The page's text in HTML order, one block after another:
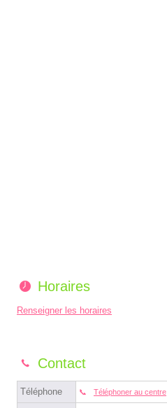
Horaires
Renseigner les horaires
Contact
Téléphone Téléphoner au centre